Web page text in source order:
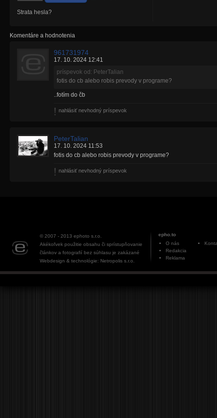
Strata hesla?
Komentáre a hodnotenia
961731974
17. 10. 2024 12:41
príspevok od: PeterTalian
fotis do cb alebo robis prevody v programe?
..fotím do čb
nahlásiť nevhodný príspevok
PeterTalian
17. 10. 2024 11:53
fotis do cb alebo robis prevody v programe?
nahlásiť nevhodný príspevok
© 2007 - 2013 ephoto s.r.o.
Akékoľvek použitie obsahu či sprístupňovanie
článkov a fotografií bez súhlasu je zakázané
Webdesign & technológie: Netropolis s.r.o.
epho.to
O nás
Redakcia
Reklama